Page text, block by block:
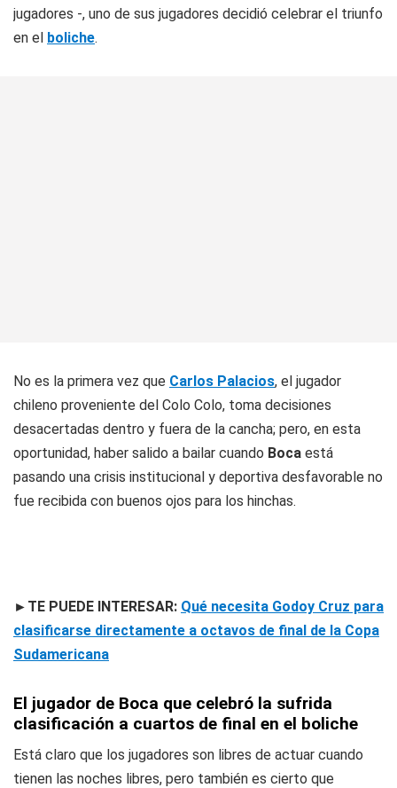
jugadores -, uno de sus jugadores decidió celebrar el triunfo
en el boliche.
No es la primera vez que Carlos Palacios, el jugador
chileno proveniente del Colo Colo, toma decisiones
desacertadas dentro y fuera de la cancha; pero, en esta
oportunidad, haber salido a bailar cuando Boca está
pasando una crisis institucional y deportiva desfavorable no
fue recibida con buenos ojos para los hinchas.
►TE PUEDE INTERESAR: Qué necesita Godoy Cruz para
clasificarse directamente a octavos de final de la Copa
Sudamericana
El jugador de Boca que celebró la sufrida
clasificación a cuartos de final en el boliche
Está claro que los jugadores son libres de actuar cuando
tienen las noches libres, pero también es cierto que